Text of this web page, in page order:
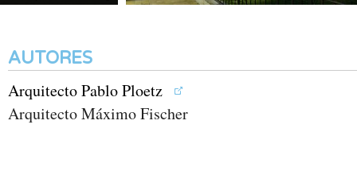
AUTORES
Arquitecto Pablo Ploetz
Arquitecto Máximo Fischer